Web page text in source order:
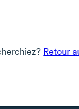
Retour